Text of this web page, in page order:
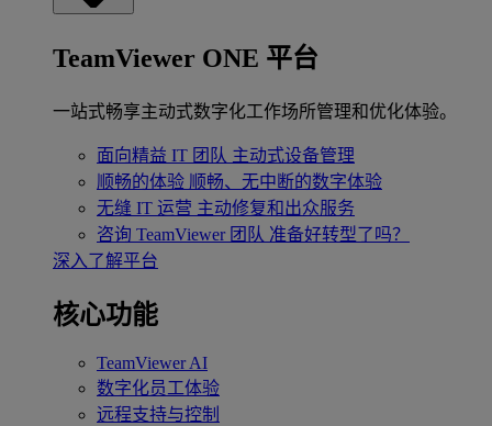
TeamViewer ONE 平台
一站式畅享主动式数字化工作场所管理和优化体验。
面向精益 IT 团队 主动式设备管理
顺畅的体验 顺畅、无中断的数字体验
无缝 IT 运营 主动修复和出众服务
咨询 TeamViewer 团队 准备好转型了吗？
深入了解平台
核心功能
TeamViewer AI
数字化员工体验
远程支持与控制